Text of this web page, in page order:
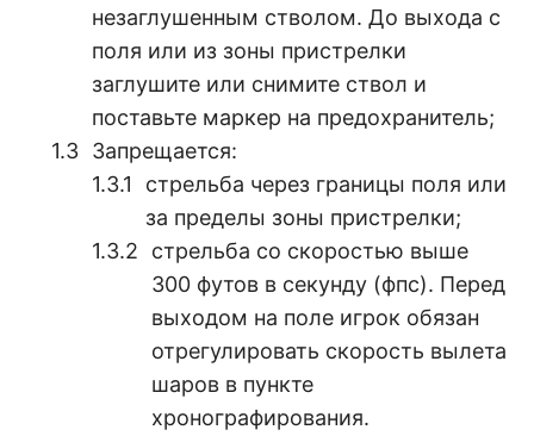
незаглушенным стволом. До выхода с
поля или из зоны пристрелки
заглушите или снимите ствол и
поставьте маркер на предохранитель;
Запрещается:
стрельба через границы поля или
за пределы зоны пристрелки;
стрельба со скоростью выше
300 футов в секунду (фпс). Перед
выходом на поле игрок обязан
отрегулировать скорость вылета
шаров в пункте
хронографирования.